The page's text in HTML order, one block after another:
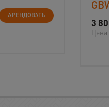
АРЕНДОВАТЬ
3
Цена